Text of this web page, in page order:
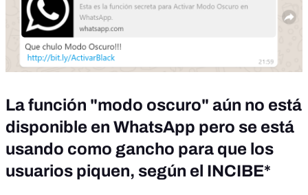
La función "modo oscuro" aún no está
disponible en WhatsApp pero se está
usando como gancho para que los
usuarios piquen, según el INCIBE*